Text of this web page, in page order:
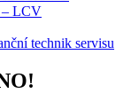
– LCV
technik servisu